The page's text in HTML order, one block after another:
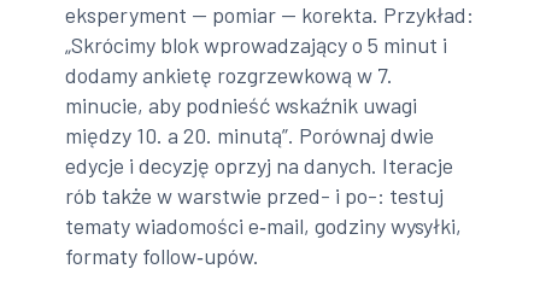
eksperyment — pomiar — korekta. Przykład:
„Skrócimy blok wprowadzający o 5 minut i
dodamy ankietę rozgrzewkową w 7.
minucie, aby podnieść wskaźnik uwagi
między 10. a 20. minutą”. Porównaj dwie
edycje i decyzję oprzyj na danych. Iteracje
rób także w warstwie przed- i po-: testuj
tematy wiadomości e‑mail, godziny wysyłki,
formaty follow‑upów.